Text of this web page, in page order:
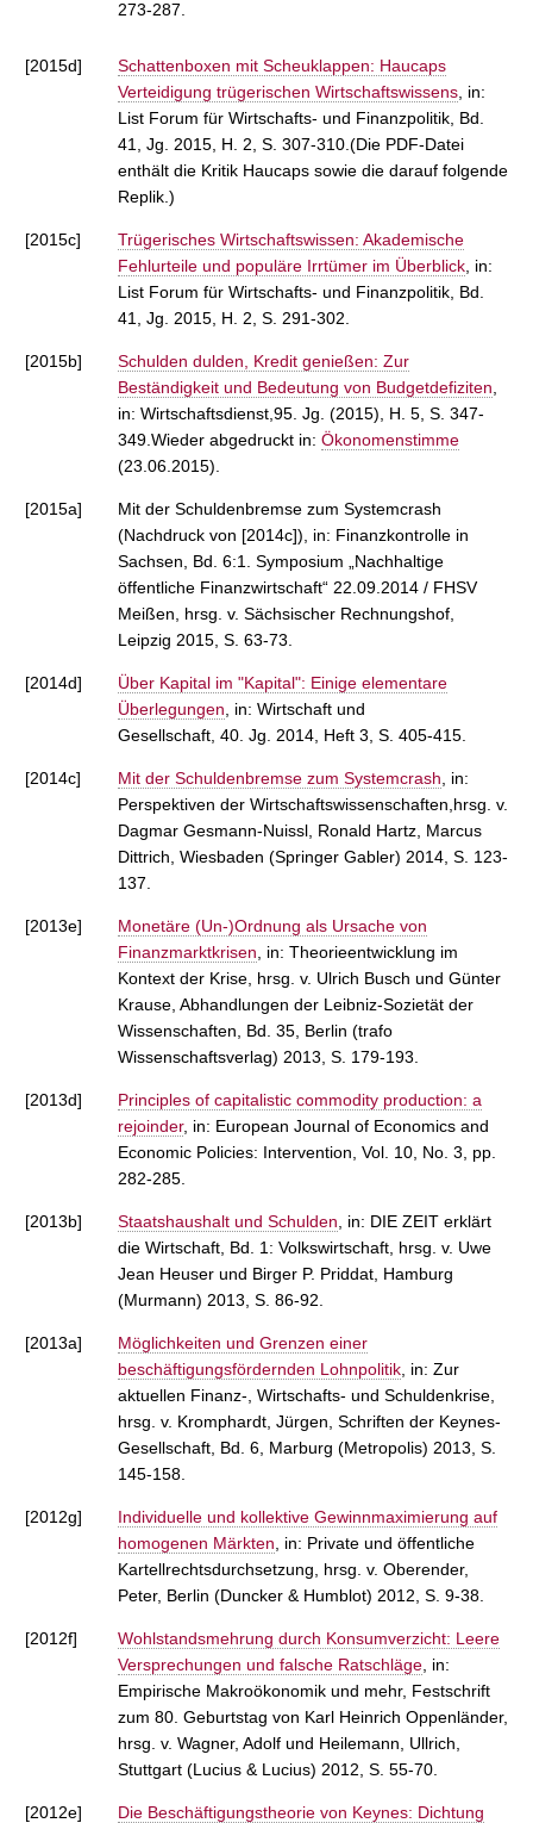
273-287.
[2015d]
Schattenboxen mit Scheuklappen: Haucaps
Verteidigung trügerischen Wirtschaftswissens , in:
List Forum für Wirtschafts- und Finanzpolitik, Bd.
41, Jg. 2015, H. 2, S. 307-310.(Die PDF-Datei
enthält die Kritik Haucaps sowie die darauf folgende
Replik.)
[2015c]
Trügerisches Wirtschaftswissen: Akademische
Fehlurteile und populäre Irrtümer im Überblick , in:
List Forum für Wirtschafts- und Finanzpolitik, Bd.
41, Jg. 2015, H. 2, S. 291-302.
[2015b]
Schulden dulden, Kredit genießen: Zur
Beständigkeit und Bedeutung von Budgetdefiziten
in: Wirtschaftsdienst,95. Jg. (2015), H. 5, S. 347-
349.Wieder abgedruckt in: Ökonomenstimme
(23.06.2015).
[2015a]
Mit der Schuldenbremse zum Systemcrash
(Nachdruck von [2014c]), in: Finanzkontrolle in
Sachsen, Bd. 6:1. Symposium „Nachhaltige
öffentliche Finanzwirtschaft“ 22.09.2014 / FHSV
Meißen, hrsg. v. Sächsischer Rechnungshof,
Leipzig 2015, S. 63-73.
[2014d]
Über Kapital im "Kapital": Einige elementare
Überlegungen , in: Wirtschaft und
Gesellschaft, 40. Jg. 2014, Heft 3, S. 405-415.
[2014c] Mit der Schuldenbremse zum Systemcrash , in:
Perspektiven der Wirtschaftswissenschaften,hrsg. v.
Dagmar Gesmann-Nuissl, Ronald Hartz, Marcus
Dittrich, Wiesbaden (Springer Gabler) 2014, S. 123-
137.
[2013e]
Monetäre (Un-)Ordnung als Ursache von
Finanzmarktkrisen , in: Theorieentwicklung im
Kontext der Krise, hrsg. v. Ulrich Busch und Günter
Krause, Abhandlungen der Leibniz-Sozietät der
Wissenschaften, Bd. 35, Berlin (trafo
Wissenschaftsverlag) 2013, S. 179-193.
[2013d]
Principles of capitalistic commodity production: a
rejoinder, in: European Journal of Economics and
Economic Policies: Intervention, Vol. 10, No. 3, pp.
282-285.
[2013b] Staatshaushalt und Schulden , in: DIE ZEIT erklärt
die Wirtschaft, Bd. 1: Volkswirtschaft, hrsg. v. Uwe
Jean Heuser und Birger P. Priddat, Hamburg
(Murmann) 2013, S. 86-92.
[2013a]
Möglichkeiten und Grenzen einer
beschäftigungsfördernden Lohnpolitik , in: Zur
aktuellen Finanz-, Wirtschafts- und Schuldenkrise,
hrsg. v. Kromphardt, Jürgen, Schriften der Keynes-
Gesellschaft, Bd. 6, Marburg (Metropolis) 2013, S.
145-158.
[2012g]
Individuelle und kollektive Gewinnmaximierung auf
homogenen Märkten , in: Private und öffentliche
Kartellrechtsdurchsetzung, hrsg. v. Oberender,
Peter, Berlin (Duncker & Humblot) 2012, S. 9-38.
[2012f]
Wohlstandsmehrung durch Konsumverzicht: Leere
Versprechungen und falsche Ratschläge , in:
Empirische Makroökonomik und mehr, Festschrift
zum 80. Geburtstag von Karl Heinrich Oppenländer,
hrsg. v. Wagner, Adolf und Heilemann, Ullrich,
Stuttgart (Lucius & Lucius) 2012, S. 55-70.
[2012e]
Die Beschäftigungstheorie von Keynes: Dichtung